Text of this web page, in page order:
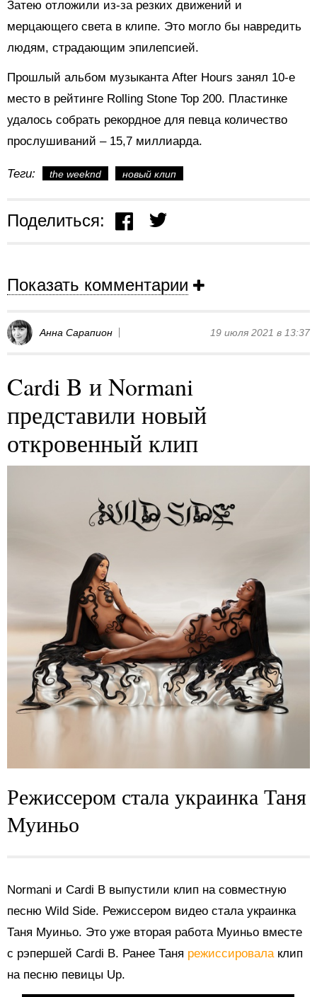
Затею отложили из-за резких движений и
мерцающего света в клипе. Это могло бы навредить
людям, страдающим эпилепсией.
Прошлый альбом музыканта After Hours занял 10-е
место в рейтинге Rolling Stone Top 200. Пластинке
удалось собрать рекордное для певца количество
прослушиваний – 15,7 миллиарда.
Теги: the weeknd новый клип
Поделиться:
Показать комментарии
Анна Сарапион 19 июля 2021 в 13:37
Cardi B и Normani
представили новый
откровенный клип
Режиссером стала украинка Таня
Муиньо
Normani и Cardi B выпустили клип на совместную
песню Wild Side. Режиссером видео стала украинка
Таня Муиньо. Это уже вторая работа Муиньо вместе
с рэпершей Cardi B. Ранее Таня режиссировала клип
на песню певицы Up.